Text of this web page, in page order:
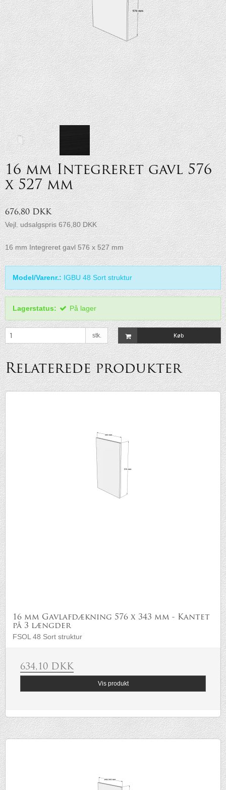
16 mm Integreret gavl 576
x 527 mm
676,80 DKK
Vejl. udsalgspris 676,80 DKK
16 mm Integreret gavl 576 x 527 mm
Model/Varenr.: IGBU 48 Sort struktur
Lagerstatus: På lager
stk. Køb
Relaterede produkter
16 mm Gavlafdækning 576 x 343 mm - Kantet
på 3 længder
FSOL 48 Sort struktur
634,10 DKK
Vis produkt